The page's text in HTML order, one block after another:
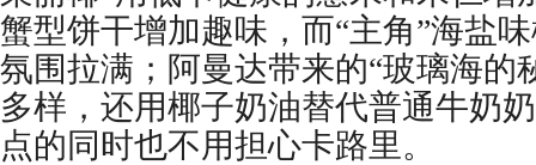
蟹型饼干增加趣味，而“主角”海盐
氛围拉满；阿曼达带来的“玻璃海的
多样，还用椰子奶油替代普通牛奶
点的同时也不用担心卡路里。